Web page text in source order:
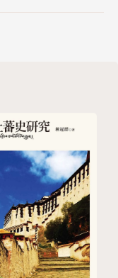
在這裡——我在現
所有人的存在而
為有你、有他、
才有力！
柯一正(導演)、
聰(媒體人)、楊
大社會系專案助